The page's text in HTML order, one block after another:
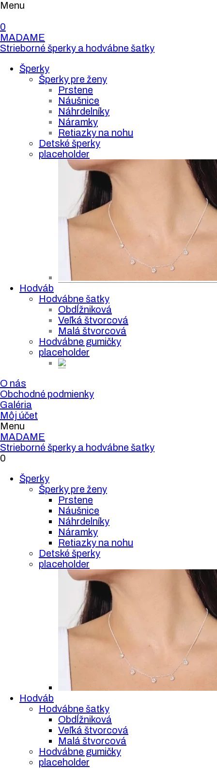
Menu
0
MADAME
Strieborné šperky a hodvábne šatky
Šperky
Šperky pre ženy
Prstene
Náušnice
Náhrdelníky
Náramky
Retiazky na nohu
Detské šperky
placeholder
Hodváb
Hodvábne šatky
Obdĺžniková
Veľká štvorcová
Malá štvorcová
Hodvábne gumičky
placeholder
O nás
Obchodné podmienky
Galéria
Môj účet
Menu
MADAME
Strieborné šperky a hodvábne šatky
0
Šperky
Šperky pre ženy
Prstene
Náušnice
Náhrdelníky
Náramky
Retiazky na nohu
Detské šperky
placeholder
Hodváb
Hodvábne šatky
Obdĺžniková
Veľká štvorcová
Malá štvorcová
Hodvábne gumičky
placeholder